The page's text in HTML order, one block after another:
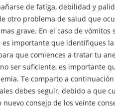
de fatiga, debilidad y
otro problema de salud que
grave. En el caso de
es importante que identifiques
que comiences a tratar tu
ser suficiente, es importante
Te comparto a
debes seguir, debido a que
consejo de los veinte